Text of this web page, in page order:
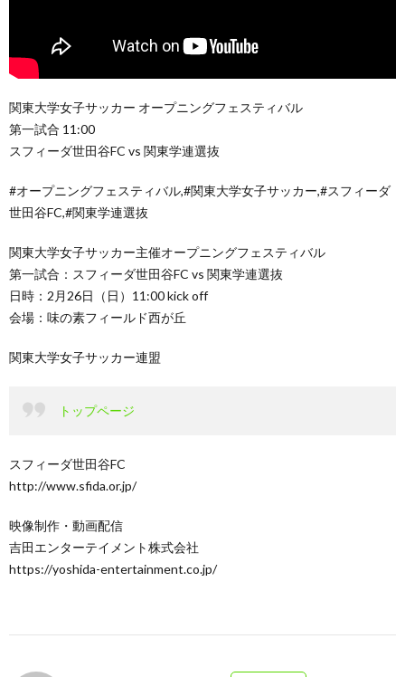
関東大学女子サッカー オープニングフェスティバル
第一試合 11:00
スフィーダ世田谷FC vs 関東学連選抜
#オープニングフェスティバル,#関東大学女子サッカー,#スフィーダ
世田谷FC,#関東学連選抜
関東大学女子サッカー主催オープニングフェスティバル
第一試合：スフィーダ世田谷FC vs 関東学連選抜
日時：2月26日（日）11:00 kick off
会場：味の素フィールド西が丘
関東大学女子サッカー連盟
トップページ
スフィーダ世田谷FC
http://www.sfida.or.jp/
映像制作・動画配信
吉田エンターテイメント株式会社
https://yoshida-entertainment.co.jp/